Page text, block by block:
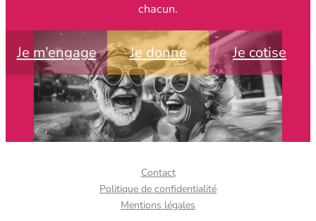
chacun.
Je m’engage Je donne Je cotise
Contact
Politique de confidentialité
Mentions légales